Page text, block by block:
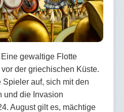
gewaltige Flotte
der griechischen Küste.
Spieler auf, sich mit den
und die Invasion
August gilt es, mächtige